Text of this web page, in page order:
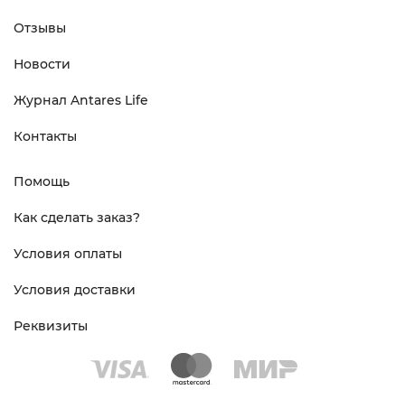
Отзывы
Новости
Журнал Antares Life
Контакты
Помощь
Как сделать заказ?
Условия оплаты
Условия доставки
Реквизиты